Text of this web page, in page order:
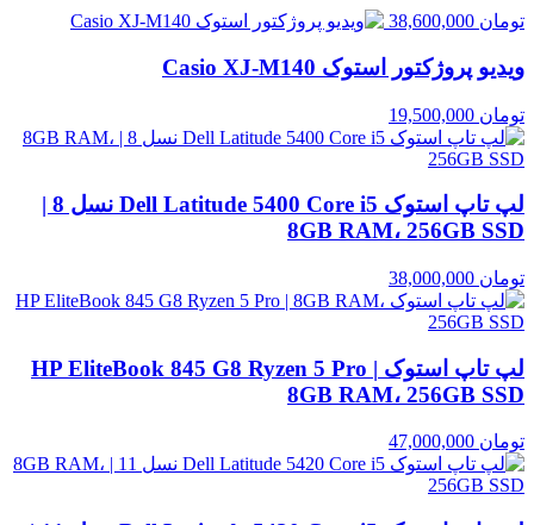
تومان
ویدیو پروژکتور استوک Casio XJ‑M140
تومان
لپ تاپ استوک Dell Latitude 5400 Core i5 نسل 8 |
8GB RAM، 256GB SSD
تومان
لپ تاپ استوک HP EliteBook 845 G8 Ryzen 5 Pro |
8GB RAM، 256GB SSD
تومان